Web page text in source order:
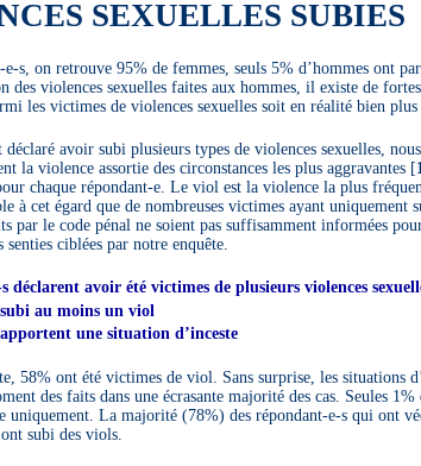
SEXUELLES SUBIES
s, on retrouve 95% de femmes, seuls 5% d’hommes ont
des violences sexuelles faites aux hommes, il existe de
les victimes de violences sexuelles soit en réalité bien plus
déclaré avoir subi plusieurs types de violences sexuelles,
la violence assortie des circonstances les plus aggravantes[
chaque répondant-e. Le viol est la violence la plus
à cet égard que de nombreuses victimes ayant uniquement
par le code pénal ne soient pas suffisamment informées
ciblées par notre enquête.
déclarent avoir été victimes de plusieurs violences
au moins un viol
une situation d’inceste
58% ont été victimes de viol. Sans surprise, les situations
des faits dans une écrasante majorité des cas. Seules
uniquement. La majorité (78%) des répondant-e-s qui ont
subi des viols.